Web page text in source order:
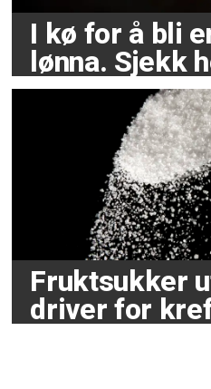
I kø for å bli
lønna. Sjekk
Fruktsukker
driver for